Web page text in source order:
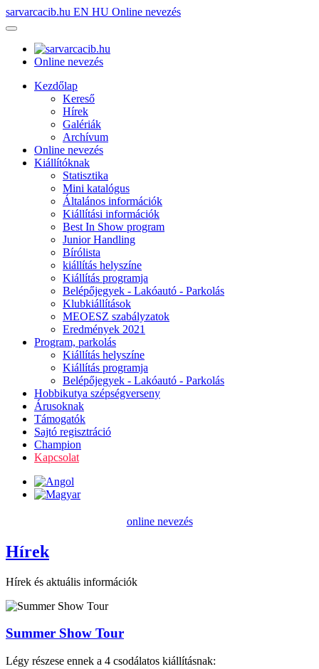
sarvarcacib.hu EN HU Online nevezés
Online nevezés
Kezdőlap
Kereső
Hírek
Galériák
Archívum
Online nevezés
Kiállítóknak
Statisztika
Mini katalógus
Általános információk
Kiállítási információk
Best In Show program
Junior Handling
Bírólista
kiállítás helyszíne
Kiállítás programja
Belépőjegyek - Lakóautó - Parkolás
Klubkiállítások
MEOESZ szabályzatok
Eredmények 2021
Program, parkolás
Kiállítás helyszíne
Kiállítás programja
Belépőjegyek - Lakóautó - Parkolás
Hobbikutya szépségverseny
Árusoknak
Támogatók
Sajtó regisztráció
Champion
Kapcsolat
online nevezés
Hírek
Hírek és aktuális információk
Summer Show Tour
Légy részese ennek a 4 csodálatos kiállításnak: